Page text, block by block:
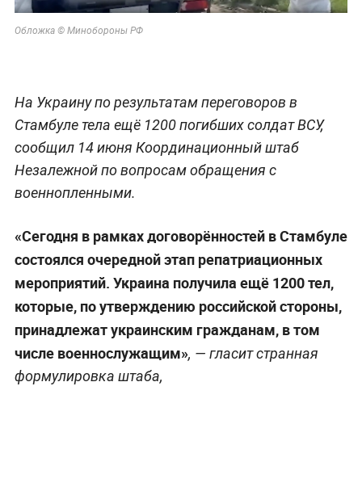
Обложка © Минобороны РФ
На Украину по результатам переговоров в
Стамбуле тела ещё 1200 погибших солдат ВСУ,
сообщил 14 июня Координационный штаб
Незалежной по вопросам обращения с
военнопленными.
«Сегодня в рамках договорённостей в Стамбуле
состоялся очередной этап репатриационных
мероприятий. Украина получила ещё 1200 тел,
которые, по утверждению российской стороны,
принадлежат украинским гражданам, в том
числе военнослужащим», — гласит странная
формулировка штаба,